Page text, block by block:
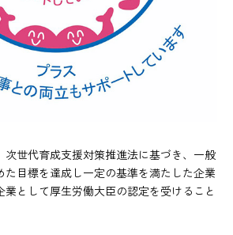
次世代育成支援対策推進法に基づき、一般
た目標を達成し一定の基準を満たした企業
業として厚生労働大臣の認定を受けること